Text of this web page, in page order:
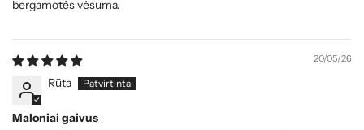
bergamotės vėsuma.
20/05/26
Rūta
Maloniai gaivus